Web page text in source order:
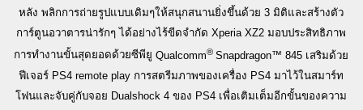
หลัง พลิกการถ่ายรูปแบบเดิมๆให้สนุกสนานยิ่งขึ้นด้วย 3 มิติและสร้างตัว
การ์ตูนอวาตารน่ารักๆ ได้อย่างไร้ขีดจำกัดXperia XZ2 มอบประสิทธิภาพ
การทำงานขั้นสุดยอดด้วยซีพียูQualcomm® Snapdragon™845 เสริมด้วย
ฟีเจอร์ PS4 remote play การสตรีมภาพของเครื่อง PS4มาไว้ในสมาร์ท
โฟนและจับคู่กับจอย Dualshock 4ของ PS4 เพื่อเติมเต็มอีกขั้นของความ